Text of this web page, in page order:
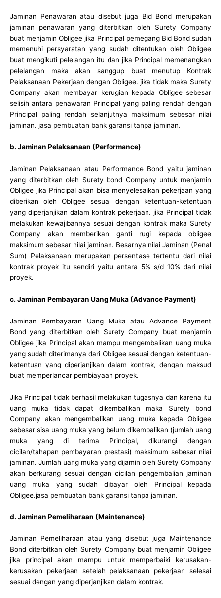
Jaminan Penawaran atau disebut juga Bid Bond merupakan
jaminan penawaran yang diterbitkan oleh Surety Company
buat menjamin Obligee jika Principal pemegang Bid Bond sudah
memenuhi persyaratan yang sudah ditentukan oleh Obligee
buat mengikuti pelelangan itu dan jika Principal memenangkan
pelelangan maka akan sanggup buat menutup Kontrak
Pelaksanaan Pekerjaan dengan Obligee. jika tidak maka Surety
Company akan membayar kerugian kepada Obligee sebesar
selisih antara penawaran Principal yang paling rendah dengan
Principal paling rendah selanjutnya maksimum sebesar nilai
jaminan. jasa pembuatan bank garansi tanpa jaminan.
b. Jaminan Pelaksanaan (Performance)
Jaminan Pelaksanaan atau Performance Bond yaitu jaminan
yang diterbitkan oleh Surety bond Company untuk menjamin
Obligee jika Principal akan bisa menyelesaikan pekerjaan yang
diberikan oleh Obligee sesuai dengan ketentuan-ketentuan
yang diperjanjikan dalam kontrak pekerjaan. jika Principal tidak
melakukan kewajibannya sesuai dengan kontrak maka Surety
Company akan memberikan ganti rugi kepada obligee
maksimum sebesar nilai jaminan. Besarnya nilai Jaminan (Penal
Sum) Pelaksanaan merupakan persentase tertentu dari nilai
kontrak proyek itu sendiri yaitu antara 5% s/d 10% dari nilai
proyek.
c. Jaminan Pembayaran Uang Muka (Advance Payment)
Jaminan Pembayaran Uang Muka atau Advance Payment
Bond yang diterbitkan oleh Surety Company buat menjamin
Obligee jika Principal akan mampu mengembalikan uang muka
yang sudah diterimanya dari Obligee sesuai dengan ketentuan-
ketentuan yang diperjanjikan dalam kontrak, dengan maksud
buat memperlancar pembiayaan proyek.
Jika Principal tidak berhasil melakukan tugasnya dan karena itu
uang muka tidak dapat dikembalikan maka Surety bond
Company akan mengembalikan uang muka kepada Obligee
sebesar sisa uang muka yang belum dikembalikan (jumlah uang
muka yang di terima Principal, dikurangi dengan
cicilan/tahapan pembayaran prestasi) maksimum sebesar nilai
jaminan. Jumlah uang muka yang dijamin oleh Surety Company
akan berkurang sesuai dengan cicilan pengembalian jaminan
uang muka yang sudah dibayar oleh Principal kepada
Obligee.jasa pembuatan bank garansi tanpa jaminan.
d. Jaminan Pemeliharaan (Maintenance)
Jaminan Pemeliharaan atau yang disebut juga Maintenance
Bond diterbitkan oleh Surety Company buat menjamin Obligee
jika principal akan mampu untuk memperbaiki kerusakan-
kerusakan pekerjaan setelah pelaksanaan pekerjaan selesai
sesuai dengan yang diperjanjikan dalam kontrak.